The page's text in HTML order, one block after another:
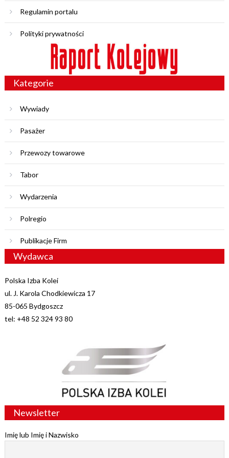
Regulamin portalu
Polityki prywatności
Kategorie
Wywiady
Pasażer
Przewozy towarowe
Tabor
Wydarzenia
Polregio
Publikacje Firm
Wydawca
Polska Izba Kolei
ul. J. Karola Chodkiewicza 17
85-065 Bydgoszcz
tel: +48 52 324 93 80
Newsletter
Imię lub Imię i Nazwisko